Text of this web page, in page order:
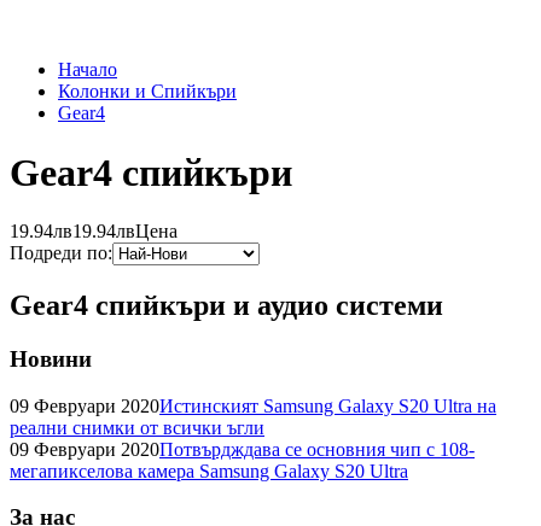
Начало
Колонки и Спийкъри
Gear4
Gear4 спийкъри
19.94лв19.94лвЦена
Подреди по:
Gear4 спийкъри и аудио системи
Новини
09 Февруари 2020Истинският Samsung Galaxy S20 Ultra на
реални снимки от всички ъгли
09 Февруари 2020Потвърдждава се основния чип с 108-
мегапикселова камера Samsung Galaxy S20 Ultra
За нас